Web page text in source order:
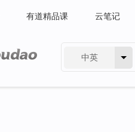
有道精品课 云笔记
中英